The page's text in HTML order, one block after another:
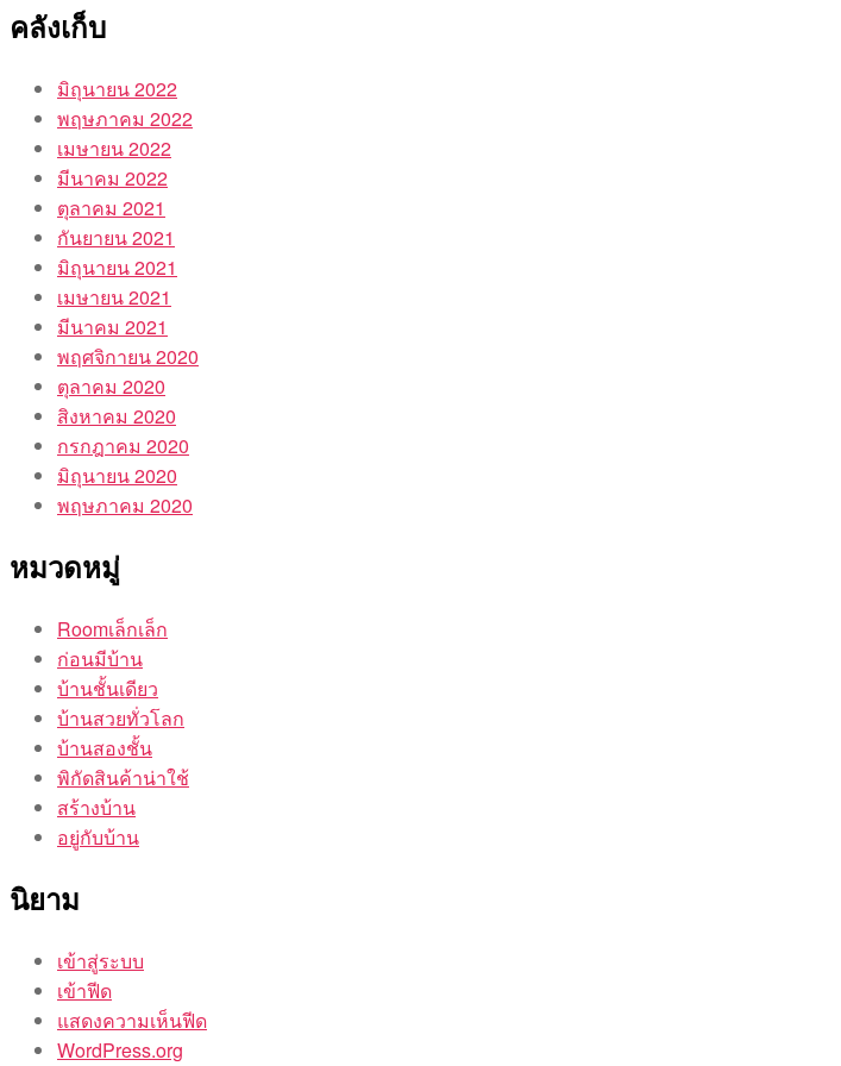
คลังเก็บ
มิถุนายน 2022
พฤษภาคม 2022
เมษายน 2022
มีนาคม 2022
ตุลาคม 2021
กันยายน 2021
มิถุนายน 2021
เมษายน 2021
มีนาคม 2021
พฤศจิกายน 2020
ตุลาคม 2020
สิงหาคม 2020
กรกฎาคม 2020
มิถุนายน 2020
พฤษภาคม 2020
หมวดหมู่
Roomเล็กเล็ก
ก่อนมีบ้าน
บ้านชั้นเดียว
บ้านสวยทั่วโลก
บ้านสองชั้น
พิกัดสินค้าน่าใช้
สร้างบ้าน
อยู่กับบ้าน
นิยาม
เข้าสู่ระบบ
เข้าฟีด
แสดงความเห็นฟีด
WordPress.org